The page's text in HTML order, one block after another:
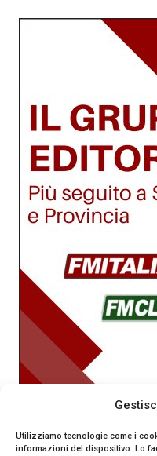
Utilizziamo tecnologie come i
informazioni del dispositivo. Lo